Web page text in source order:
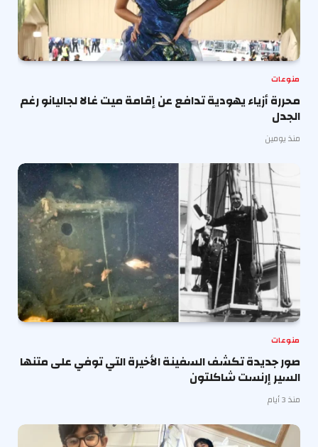
منوعات
محررة أزياء يهودية تدافع عن إقامة ميت غالا لجاليانو رغم
الجدل
منذ يومين
منوعات
صور جديدة تكشف السفينة الأخيرة التي توفي على متنها
السير إرنست شاكلتون
منذ 3 أيام